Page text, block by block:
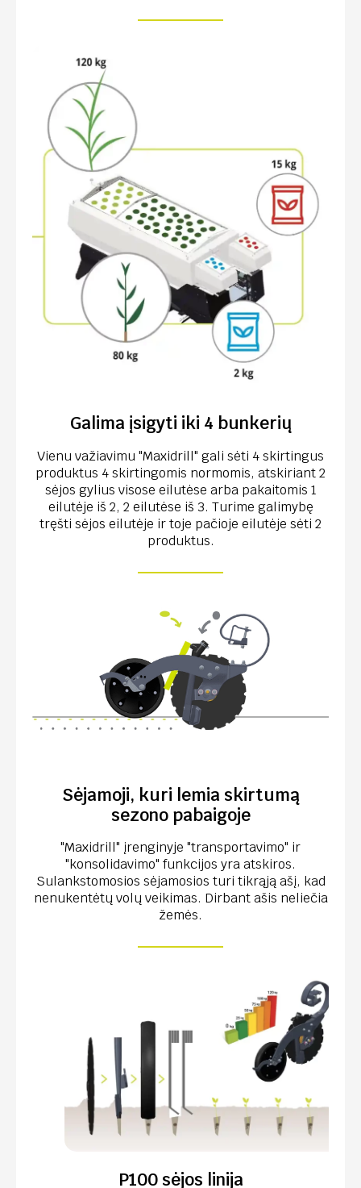
Galima įsigyti iki 4 bunkerių
Vienu važiavimu "Maxidrill" gali sėti 4 skirtingus
produktus 4 skirtingomis normomis, atskiriant 2
sėjos gylius visose eilutėse arba pakaitomis 1
eilutėje iš 2, 2 eilutėse iš 3. Turime galimybę
tręšti sėjos eilutėje ir toje pačioje eilutėje sėti 2
produktus.
Sėjamoji, kuri lemia skirtumą
sezono pabaigoje
"Maxidrill" įrenginyje "transportavimo" ir
"konsolidavimo" funkcijos yra atskiros.
Sulankstomosios sėjamosios turi tikrąją ašį, kad
nenukentėtų volų veikimas. Dirbant ašis neliečia
žemės.
P100 sėjos linija